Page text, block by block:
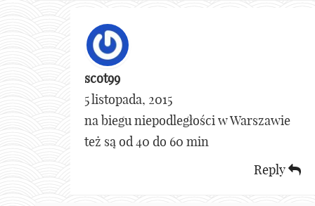
scot99
5 listopada, 2015
na biegu niepodległości w Warszawie
też są od 40 do 60 min
Reply